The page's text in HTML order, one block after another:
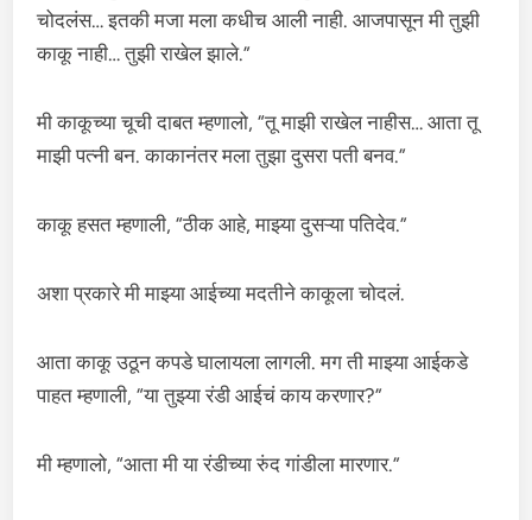
चोदलंस… इतकी मजा मला कधीच आली नाही. आजपासून मी तुझी
काकू नाही… तुझी राखेल झाले.”
मी काकूच्या चूची दाबत म्हणालो, “तू माझी राखेल नाहीस… आता तू
माझी पत्नी बन. काकानंतर मला तुझा दुसरा पती बनव.”
काकू हसत म्हणाली, “ठीक आहे, माझ्या दुसऱ्या पतिदेव.”
अशा प्रकारे मी माझ्या आईच्या मदतीने काकूला चोदलं.
आता काकू उठून कपडे घालायला लागली. मग ती माझ्या आईकडे
पाहत म्हणाली, “या तुझ्या रंडी आईचं काय करणार?”
मी म्हणालो, “आता मी या रंडीच्या रुंद गांडीला मारणार.”